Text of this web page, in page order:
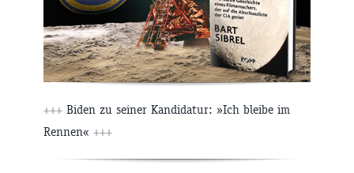
+++ Biden zu seiner Kandidatur: »Ich bleibe im
Rennen« +++